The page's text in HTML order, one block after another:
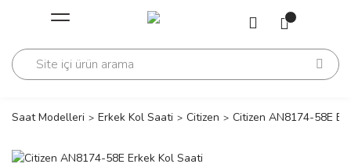
Geri Dön
Geri Dön
Saat Modelleri Erkek Kol Saati Citizen Citizen AN8174-58E